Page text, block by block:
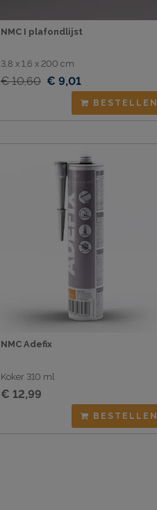
NMC I plafondlijst
3,8 x 1,6 x 200 cm
€ 10,60 € 9,01
BESTELLEN
NMC Adefix
Koker 310 ml
€ 12,99
BESTELLEN